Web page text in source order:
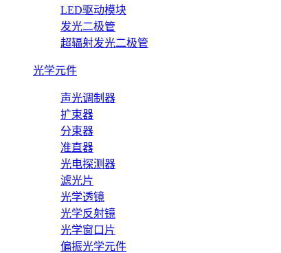
LED驱动模块
发光二极管
超辐射发光二极管
光学元件
声光调制器
扩束器
分束器
准直器
光电探测器
滤光片
光学透镜
光学反射镜
光学窗口片
偏振光学元件